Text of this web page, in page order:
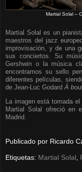
Martial Solal –
Martial Solal es un
maestros del jazz
improvisación, y de una
sus conciertos. Su
Gershwin o la música
encontramos su sello
diferentes películas,
de Jean-Luc GodardÀ
La imagen está tomada
Martial Solal ofreció en
Madrid.
Publicado por Ricardo
Etiquetas: Martial Solal,